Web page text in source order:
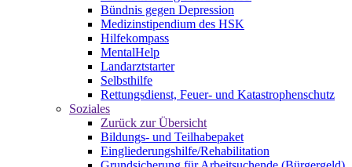
Bündnis gegen Depression
Medizinstipendium des HSK
Hilfekompass
MentalHelp
Landarztstarter
Selbsthilfe
Rettungsdienst, Feuer- und Katastrophenschutz
Soziales
Zurück zur Übersicht
Bildungs- und Teilhabepaket
Eingliederungshilfe/Rehabilitation